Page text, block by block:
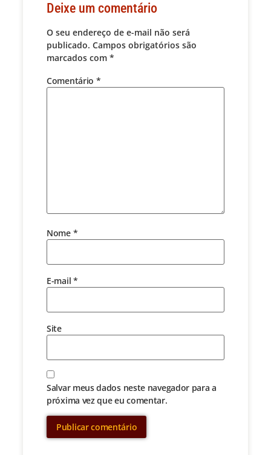
Deixe um comentário
O seu endereço de e-mail não será
publicado. Campos obrigatórios são
marcados com *
Comentário *
Nome *
E-mail *
Site
Salvar meus dados neste navegador para a
próxima vez que eu comentar.